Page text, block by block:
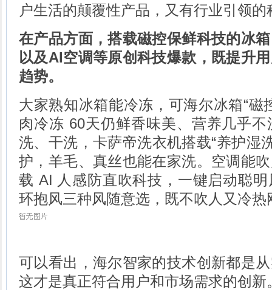
户生活的颠覆性产品，又有行业引领的
在产品方面，搭载磁控保鲜科技的冰
以及AI空调等原创科技爆款，既提升
趋势。
大家熟知冰箱能冷冻，可海尔冰箱“磁
肉冷冻 60天仍鲜香味美、营养几乎
洗、干洗，卡萨帝洗衣机搭载“养护湿
护，羊毛、真丝也能在家洗。空调能
载 AI 人感防直吹科技，一键启动聪
环抱风三种风随意选，既不吹人又冷
可以看出，海尔智家的技术创新都是
这才是真正符合用户和市场需求的创新